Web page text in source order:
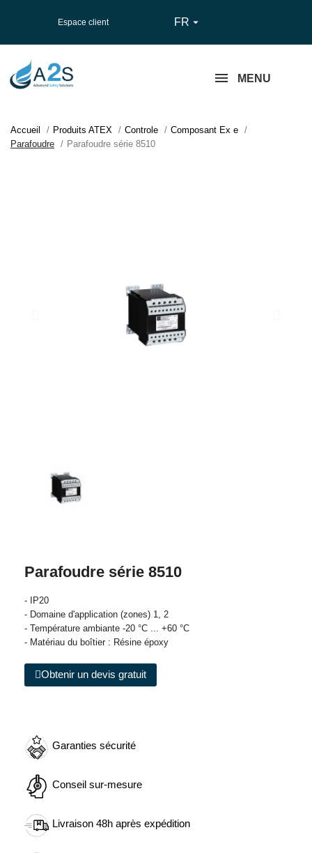
Espace client FR 
MENU
Accueil Produits ATEX Controle
Composant Ex e
Parafoudre
Parafoudre série 8510
Parafoudre série 8510
- IP20
- Domaine d'application (zones) 1, 2
- Température ambiante -20 °C ... +60 °C
- Matériau du boîtier : Résine époxy
Obtenir un devis gratuit
Garanties sécurité
Conseil sur-mesure
Livraison 48h après expédition